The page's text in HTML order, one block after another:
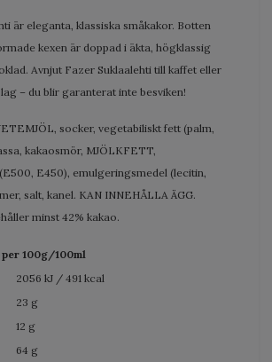
är eleganta, klassiska småkakor. Botten
kexen är doppad i äkta, högklassig
Avnjut Fazer Suklaalehti till kaffet eller
– du blir garanterat inte besviken!
socker, vegetabiliskt fett (palm,
kakaosmör, MJÖLKFETT,
E450), emulgeringsmedel (lecitin,
salt, kanel. KAN INNEHÅLLA ÄGG.
minst 42% kakao.
100g/100ml
2056 kJ / 491 kcal
23 g
12 g
64 g